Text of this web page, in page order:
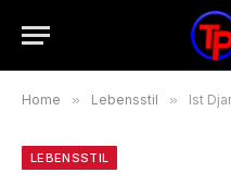
Home » Lebensstil » Ist
LEBENSSTIL